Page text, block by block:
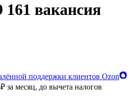
161 вакансия
поддержки клиентов Ozon
₽ за месяц, до вычета налогов